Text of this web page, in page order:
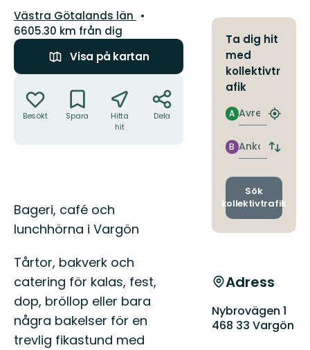
Län:
Västra Götalands län
6605.30 km från dig
Visa på kartan
Besökt Spara
Hitta
hit
Dela
Beskrivning
Bageri, café och
lunchhörna i Vargön
Tårtor, bakverk och
catering för kalas, fest,
dop, bröllop eller bara
några bakelser för en
trevlig fikastund med
Ta dig hit
med
kollektivtr
afik
Avresa
A
Hitta
Ankomst
B
Byt
och
Sök
kollektivtrafik
Adress
Nybrovägen 1
468 33 Vargön